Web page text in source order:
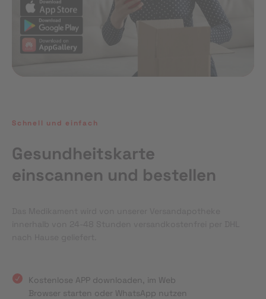
Schnell und einfach
Gesundheitskarte
einscannen und bestellen
Kostenlose APP downloaden, im Web
Browser starten oder WhatsApp nutzen